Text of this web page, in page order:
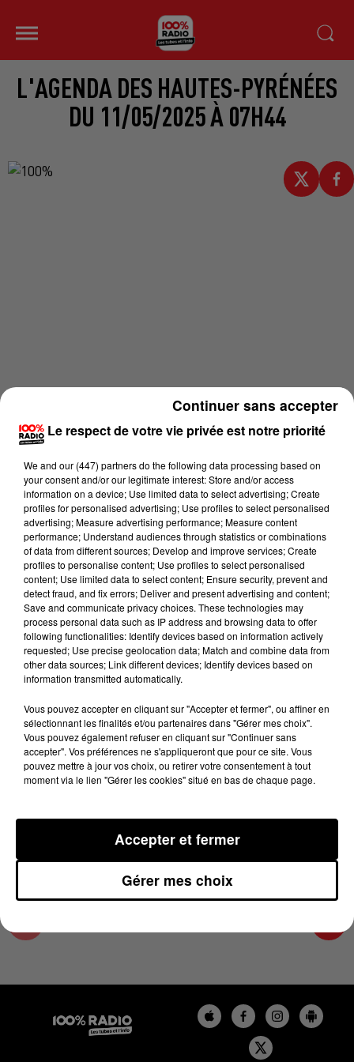
L'AGENDA DES HAUTES-PYRÉNÉES
DU 11/05/2025 À 07H44
Lecture (1 min 13 sec)
100%
100% Radio l'agenda des Hautes-Pyrénées
11 mai 2025 - 1 min 13 sec
L'AGENDA DES HAUTES-PYRÉNÉES DU
11/05/2025 À 07H44
L'agenda des Hautes-Pyrénées
Le respect de votre vie privée est notre priorité
We and our (447) partnersdo the following data processing based on
your consent and/or our legitimate interest: Store and/or access
information on a device; Use limited data to select advertising; Create
profiles for personalised advertising; Use profiles to select personalised
advertising; Measure advertising performance; Measure content
performance; Understand audiences through statistics or combinations
of data from different sources; Develop and improve services; Create
profiles to personalise content; Use profiles to select personalised
content; Use limited data to select content; Ensure security, prevent and
detect fraud, and fix errors; Deliver and present advertising and content;
Save and communicate privacy choices. These technologies may
process personal data such as IP address and browsing data to offer
following functionalities: Identify devices based on information actively
requested; Use precise geolocation data; Match and combine data from
other data sources; Link different devices; Identify devices based on
information transmitted automatically.
Vous pouvez accepter en cliquant sur "Accepter et fermer", ou affiner en
sélectionnant les finalités et/ou partenaires dans "Gérer mes choix".
Vous pouvez également refuser en cliquant sur "Continuer sans
accepter". Vos préférences ne s'appliqueront que pour ce site. Vous
pouvez mettre à jour vos choix, ou retirer votre consentement à tout
moment via le lien "Gérer les cookies" situé en bas de chaque page.
Gérer mes choix
Accepter et fermer
Continuer sans accepter